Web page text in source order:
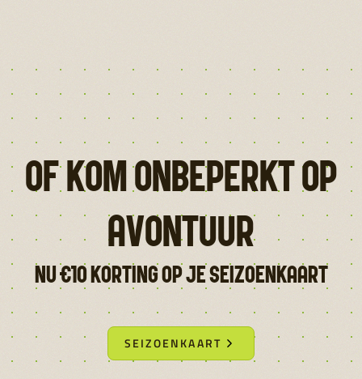
Of kom onbeperkt op
avontuur
Nu €10 korting op je seizoenkaart
SEIZOENKAART